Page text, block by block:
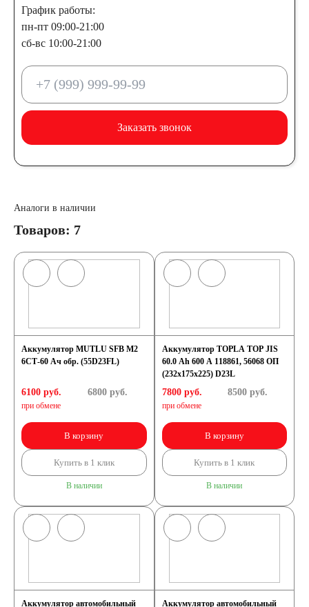
Республика
Беларусь
Германия
12 вольт
По стране авто (Родина
Авто из Азии
Американские авто
Японские авто
График работы:
пн-пт 09:00-21:00
сб-вс 10:00-21:00
Заказать звонок
Аналоги в наличии
Товаров: 7
Аккумулятор MUTLU SFB M2
6СТ-60 Ач обр. (55D23FL)
6100 руб.
при обмене
6800руб.
В корзину
Купить в 1 клик
В наличии
Аккумулятор TOPLA TOP JIS
60.0 Ah 600 A 118861, 56068 ОП
(232х175х225) D23L
7800 руб.
при обмене
8500 руб.
В корзину
Купить в 1 клик
В наличии
Аккумулятор автомобильный Аккумулятор автомобильный